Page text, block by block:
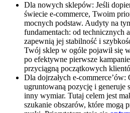
Dla nowych sklepów: Jeśli
świecie e-commerce, Twoim
mocnych podstaw. Audyty na
fundamentach: od technicznych
zapewnią jej stabilność i
Twój sklep w ogóle pojawił się
po efektywne pierwsze
przyciągną początkowych
Dla dojrzałych e-
ugruntowaną pozycję i generuje
inny wymiar. Tutaj celem jest
szukanie obszarów, które mogą